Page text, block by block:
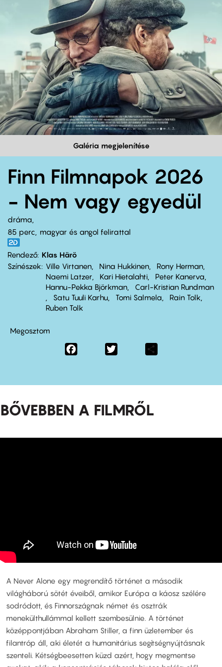
Galéria megjelenítése
Finn Filmnapok 2026
- Nem vagy egyedül
dráma
85 perc,
magyar és angol felirattal
Rendező Klas Härö
Színészek
Ville Virtanen Nina Hukkinen
Rony Herman
Naemi Latzer
Kari Hietalahti
Peter Kanerva
Hannu-Pekka Björkman
Carl-Kristian Rundman
Satu Tuuli Karhu
Tomi Salmela
Rain Tolk
Ruben Tolk
Megosztom
Facebook
BŐVEBBEN A FILMRŐL
A Never Alone egy megrendítő történet a második
világháború sötét éveiből, amikor Európa a káosz szélére
sodródott, és Finnországnak német és osztrák
menekülthullámmal kellett szembesülnie. A történet
középpontjában Abraham Stiller, a finn üzletember és
filantróp áll, aki életét a humanitárius segítségnyújtásnak
szenteli. Kétségbeesetten küzd azért, hogy megmentse